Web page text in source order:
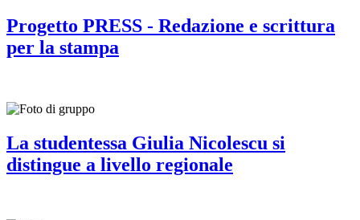
Progetto PRESS - Redazione e scrittura
per la stampa
La studentessa Giulia Nicolescu si
distingue a livello regionale